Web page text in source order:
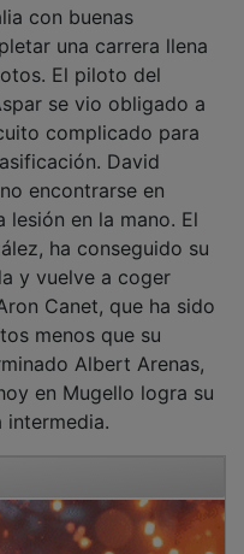
una carrera llena
El piloto del
se vio obligado a
complicado para
David
encontrarse en
en la mano. El
ha conseguido su
y vuelve a coger
Canet, que ha sido
menos que su
Albert Arenas,
en Mugello logra su
intermedia.